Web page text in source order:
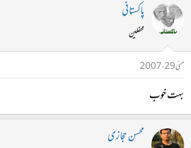
پاکستانی
محفلین
مئی 29، 2007
بہت خوب
محسن حجازی